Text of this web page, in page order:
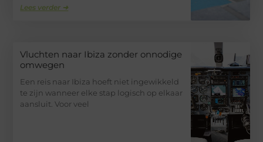
Lees verder ➜
Vluchten naar Ibiza zonder onnodige
omwegen
Een reis naar Ibiza hoeft niet ingewikkeld
te zijn wanneer elke stap logisch op elkaar
aansluit. Voor veel